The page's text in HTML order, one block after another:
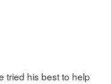
his best to help